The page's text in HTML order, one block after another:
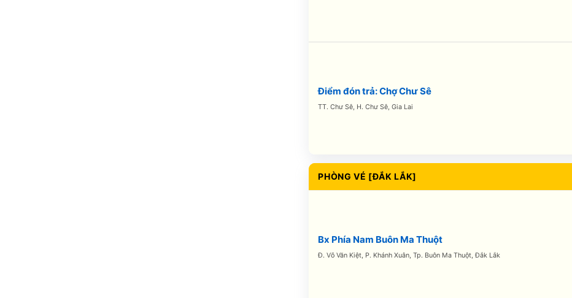
Điểm đón trả: Chợ Chư Sê
TT. Chư Sê, H. Chư Sê, Gia Lai
PHÒNG VÉ [ĐẮK LẮK]
Bx Phía Nam Buôn Ma Thuột
Đ. Võ Văn Kiệt, P. Khánh Xuân, Tp. Buôn Ma Thuột, Đắk Lắk